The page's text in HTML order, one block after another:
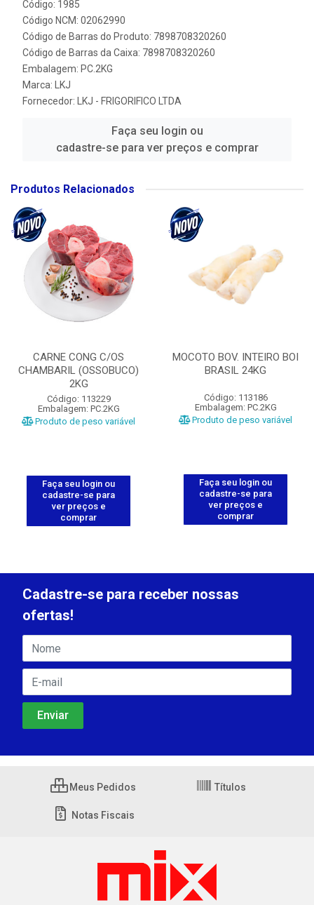
Código: 1985
Código NCM: 02062990
Código de Barras do Produto: 7898708320260
Código de Barras da Caixa: 7898708320260
Embalagem: PC.2KG
Marca:
LKJ
Fornecedor:
LKJ - FRIGORIFICO LTDA
Faça seu login ou
cadastre-se para ver preços e comprar
Produtos Relacionados
CARNE CONG C/OS
CHAMBARIL (OSSOBUCO)
2KG
Código: 113229
Embalagem: PC.2KG
Produto de peso variável
Faça seu login ou
cadastre-se para
ver preços e
comprar
MOCOTO BOV. INTEIRO BOI
BRASIL 24KG
Código: 113186
Embalagem: PC.2KG
Produto de peso variável
Faça seu login ou
cadastre-se para
ver preços e
comprar
Cadastre-se para receber nossas
ofertas!
Meus Pedidos Títulos
Notas Fiscais